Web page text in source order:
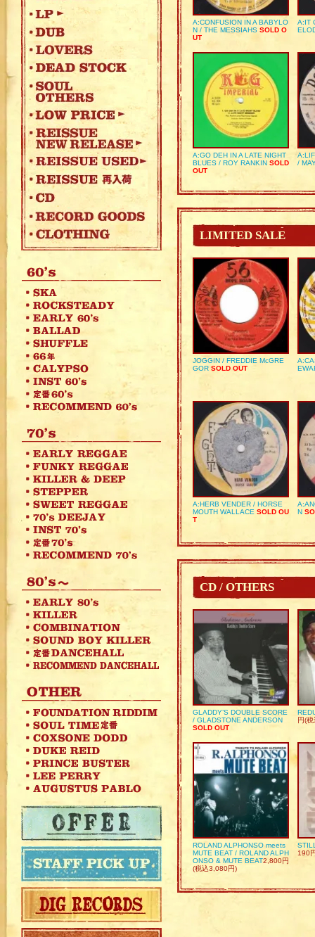
A:CONFUSION IN A BABYLO
N / THE MESSIAHS SOLD O
UT
A:IT
A:GO DEH IN A LATE NIGHT
BLUES / ROY RANKIN SOLD
OUT
/
LIMITED SALE
JOGGIN / FREDDIE McGRE
GOR SOLD OUT
A:HERB VENDER / HORSE
MOUTH WALLACE SOLD OU
T
N
CD / OTHERS
GLADDY’S DOUBLE SCORE
/ GLADSTONE ANDERSON
SOLD OUT
円(
ROLAND ALPHONSO meets
MUTE BEAT / ROLAND ALPH
ONSO & MUTE BEAT2,800円
(税込3,080円)
190